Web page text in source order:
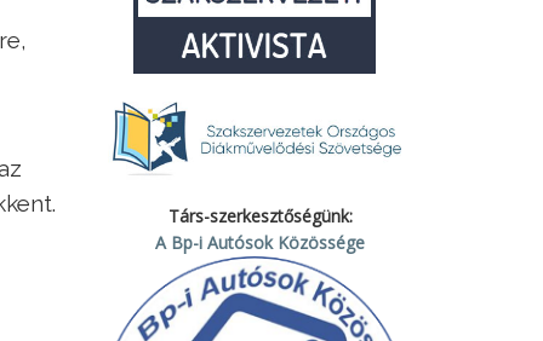
Társ-szerkesztőségünk:
A Bp-i Autósok Közössége